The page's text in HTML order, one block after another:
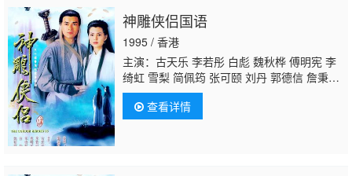
神雕侠侣国语
1995 / 香港
主演：古天乐 李若彤 白彪 魏秋桦 傅明宪 李
绮虹 雪梨 简佩筠 张可颐 刘丹 郭德信 詹秉
熙 朱铁和 骆应钧 吴家辉 李家强 戴志伟 江
毅 黄仲匡 张翼 苏玉华 黎耀祥 李国麟 吴家
乐 李子雄 何洁珊 李耀景 冯晓文 刘江 李丽
查看详情